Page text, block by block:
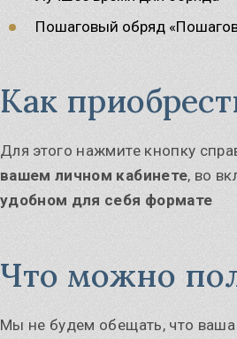
Пошаговый обряд
Как
Для этого нажмите кнопку
вашем личном кабинете, во
удобном для себя формате
Что можно
Мы не будем обещать, что ваша